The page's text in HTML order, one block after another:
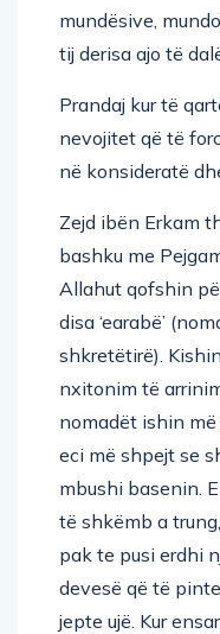
mundësive,
tij derisa ajo të
Prandaj kur të
nevojitet që të
në konsideratë
Zejd ibën Erkam
bashku me
Allahut qofshin
disa ‘earabë’
shkretëtirë).
nxitonim të
nomadët ishin
eci më shpejt se
mbushi basenin.
të shkëmb a
pak te pusi erdhi
devesë që të
jepte ujë. Kur